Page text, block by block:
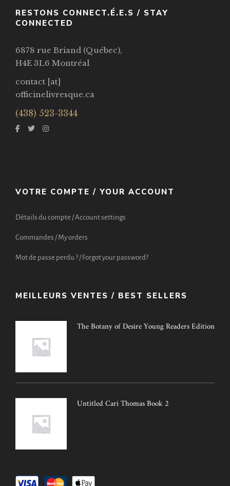
RESTONS CONNECT.É.E.S / STAY
CONNECTED
6878 rue Briand (Québec),
H4E 3L6 Montréal
contact [at]
officinelivresque.ca
(438) 523-3344
VOTRE COMPTE / YOUR ACCOUNT
Détails du compte / Account settings
Commandes / My orders
Mot de passe perdu ? / Forgot your password?
MEILLEURS VENTES / BEST SELLERS
The Botany of Desire Young Readers Edition
Untitled Cari Thomas Book 2